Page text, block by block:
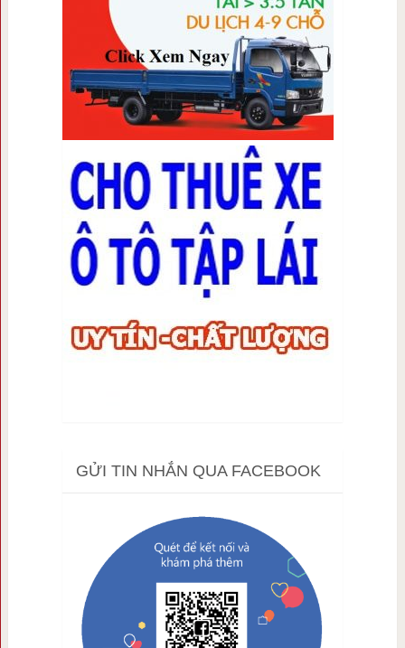
GỬI TIN NHẮN QUA FACEBOOK